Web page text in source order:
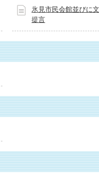
氷見市民会館並びに
提言